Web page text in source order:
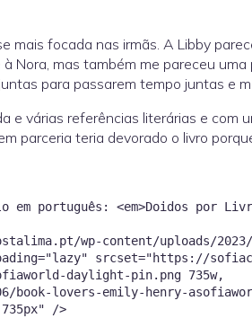
mais focada nas irmãs. A Libby
Nora, mas também me pareceu
para passarem tempo juntas e
e várias referências literárias e com
parceria teria devorado o livro
português: <em>Doidos por
wp-content/uploads/
srcset="https://
daylight-pin.png 735w,
book-lovers-emily-henry-
/>